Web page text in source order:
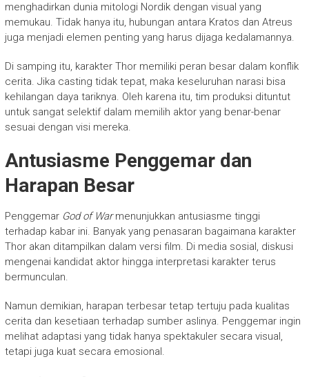
menghadirkan dunia mitologi Nordik dengan visual yang
memukau. Tidak hanya itu, hubungan antara Kratos dan Atreus
juga menjadi elemen penting yang harus dijaga kedalamannya.
Di samping itu, karakter Thor memiliki peran besar dalam konflik
cerita. Jika casting tidak tepat, maka keseluruhan narasi bisa
kehilangan daya tariknya. Oleh karena itu, tim produksi dituntut
untuk sangat selektif dalam memilih aktor yang benar-benar
sesuai dengan visi mereka.
Antusiasme Penggemar dan
Harapan Besar
Penggemar God of Warmenunjukkan antusiasme tinggi
terhadap kabar ini. Banyak yang penasaran bagaimana karakter
Thor akan ditampilkan dalam versi film. Di media sosial, diskusi
mengenai kandidat aktor hingga interpretasi karakter terus
bermunculan.
Namun demikian, harapan terbesar tetap tertuju pada kualitas
cerita dan kesetiaan terhadap sumber aslinya. Penggemar ingin
melihat adaptasi yang tidak hanya spektakuler secara visual,
tetapi juga kuat secara emosional.